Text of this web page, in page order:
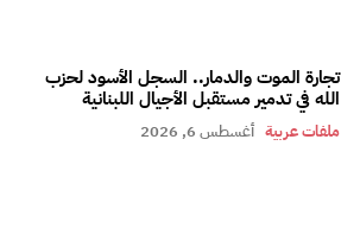
تجارة الموت والدمار.. السجل الأسود لحزب
الله في تدمير مستقبل الأجيال اللبنانية
ملفات عربية أغسطس 6, 2026